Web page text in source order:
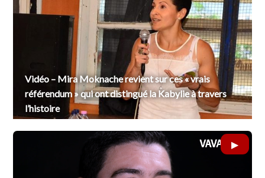
Vidéo – Mira Moknache revient sur ces « vrais
référendum » qui ont distingué la Kabylie à travers
l’histoire